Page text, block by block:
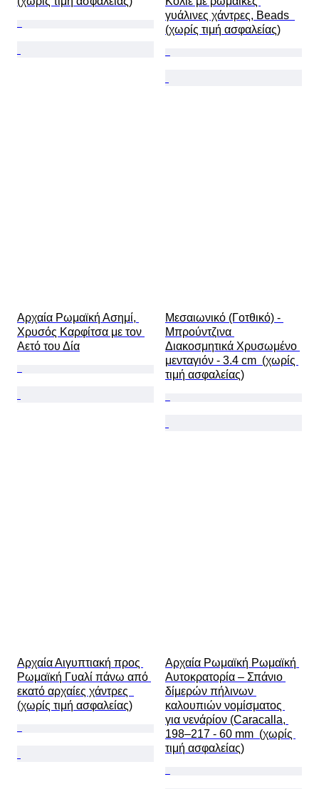
γυάλινες χάντρες, Beads
(χωρίς τιμή ασφαλείας)
Αρχαία Ρωμαϊκή Ασημί,
Χρυσός Καρφίτσα με τον
Αετό του Δία
Μεσαιωνικό (Γοτθικό) -
Μπρούντζινα
Διακοσμητικά Χρυσωμένο
μενταγιόν - 3.4 cm  (χωρίς
τιμή ασφαλείας)
Αρχαία Αιγυπτιακή προς
Ρωμαϊκή Γυαλί πάνω από
εκατό αρχαίες χάντρες
(χωρίς τιμή ασφαλείας)
Αρχαία Ρωμαϊκή Ρωμαϊκή
Αυτοκρατορία – Σπάνιο
δίμερών πήλινων
καλουπιών νομίσματος
για νενάρίον (Caracalla,
198–217 - 60 mm  (χωρίς
τιμή ασφαλείας)